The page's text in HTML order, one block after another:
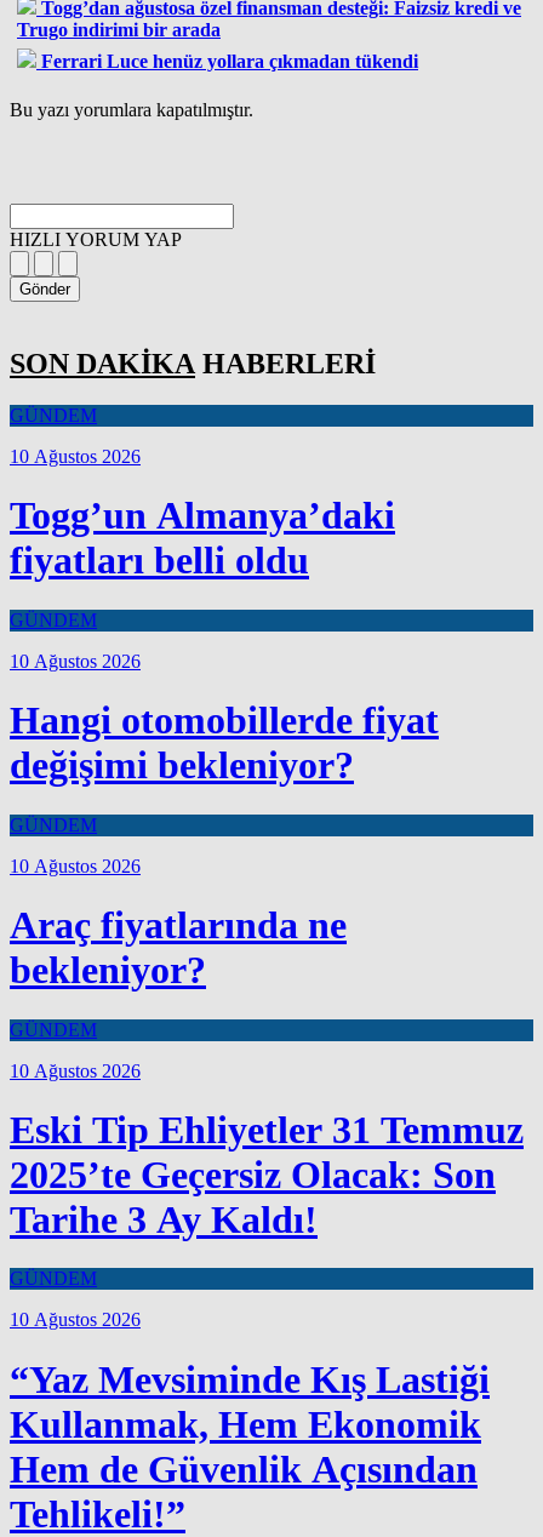
Togg’dan ağustosa özel finansman desteği: Faizsiz kredi ve
Trugo indirimi bir arada
Ferrari Luce henüz yollara çıkmadan tükendi
Bu yazı yorumlara kapatılmıştır.
HIZLI YORUM YAP
Gönder
SON DAKİKA HABERLERİ
GÜNDEM
10 Ağustos 2026
Togg’un Almanya’daki
fiyatları belli oldu
GÜNDEM
10 Ağustos 2026
Hangi otomobillerde fiyat
değişimi bekleniyor?
GÜNDEM
10 Ağustos 2026
Araç fiyatlarında ne
bekleniyor?
GÜNDEM
10 Ağustos 2026
Eski Tip Ehliyetler 31 Temmuz
2025’te Geçersiz Olacak: Son
Tarihe 3 Ay Kaldı!
GÜNDEM
10 Ağustos 2026
“Yaz Mevsiminde Kış Lastiği
Kullanmak, Hem Ekonomik
Hem de Güvenlik Açısından
Tehlikeli!”